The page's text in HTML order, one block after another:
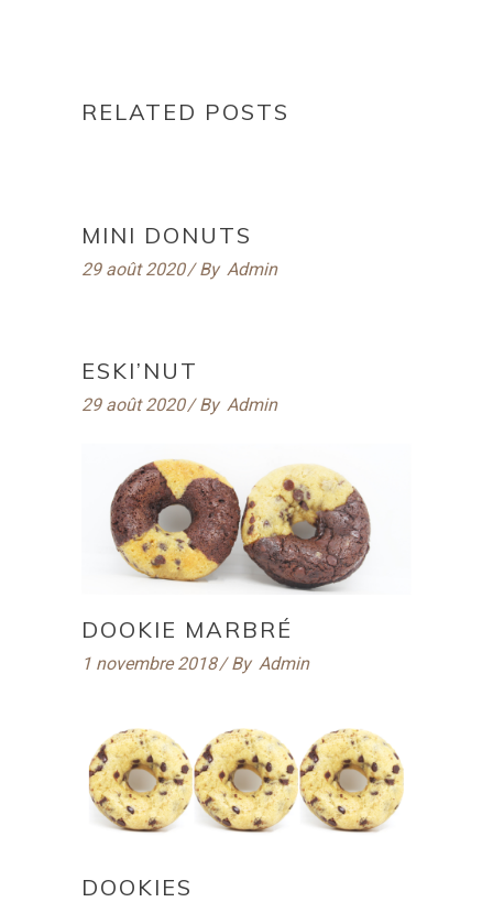
RELATED POSTS
MINI DONUTS
29 août 2020 By Admin
ESKI’NUT
29 août 2020 By Admin
DOOKIE MARBRÉ
1 novembre 2018 By Admin
DOOKIES